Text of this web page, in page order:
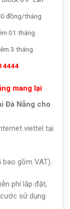
đồng/tháng
01 tháng
3 tháng
4444
mang lại
Đà Nẵng cho
viettel tại
gồm VAT).
phí lắp đặt,
sử dụng